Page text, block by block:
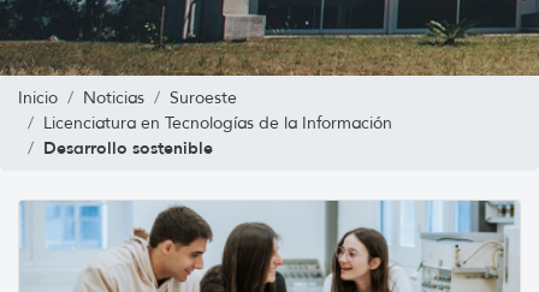
Inicio Noticias
Suroeste
Licenciatura en Tecnologías de la Información
Desarrollo sostenible